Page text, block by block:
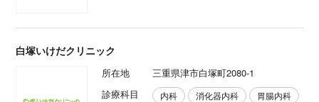
白塚いけだクリニック
所在地
三重県津市白塚町2080-1
診療科目
内科 消化器内科
胃腸内科